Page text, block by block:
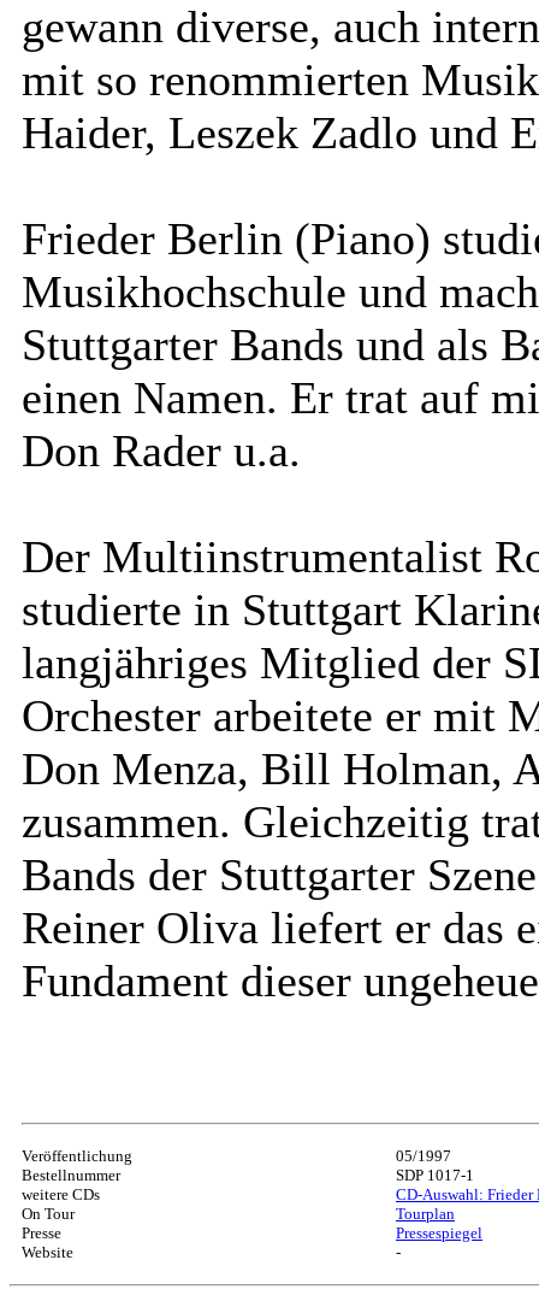
gewann diverse, auch
mit so renommierten
Haider, Leszek Zadlo und
Frieder Berlin (Piano)
Musikhochschule und
Stuttgarter Bands und als
einen Namen. Er trat auf
Don Rader u.a.
Der Multiinstrumentalist
studierte in Stuttgart
langjähriges Mitglied der
Orchester arbeitete er mit
Don Menza, Bill Holman,
zusammen. Gleichzeitig
Bands der Stuttgarter
Reiner Oliva liefert er das
Fundament dieser
Veröffentlichung
Bestellnummer
weitere CDs
On Tour
Presse
Website
05/1997
SDP 1017-1
CD-Auswahl: Frieder
Tourplan
Pressespiegel
-